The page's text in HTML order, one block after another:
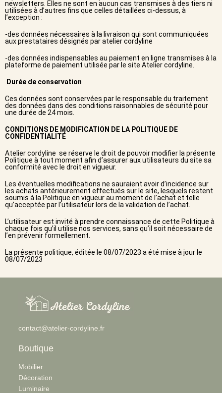
newsletters. Elles ne sont en aucun cas transmises à des tiers ni
utilisées à d’autres fins que celles détaillées ci-dessus, à
l’exception :
-des données nécessaires à la livraison qui sont communiquées
aux prestataires désignés par atelier cordyline
-des données indispensables au paiement en ligne transmises à la
plateforme de paiement utilisée par le site Atelier cordyline.
. Durée de conservation
Ces données sont conservées par le responsable du traitement
des données dans des conditions raisonnables de sécurité pour
une durée de 24 mois.
CONDITIONS DE MODIFICATION DE LA POLITIQUE DE
CONFIDENTIALITÉ
Atelier cordyline se réserve le droit de pouvoir modifier la présente
Politique à tout moment afin d’assurer aux utilisateurs du site sa
conformité avec le droit en vigueur.
Les éventuelles modifications ne sauraient avoir d’incidence sur
les achats antérieurement effectués sur le site, lesquels restent
soumis à la Politique en vigueur au moment de l’achat et telle
qu’acceptée par l’utilisateur lors de la validation de l’achat.
L’utilisateur est invité à prendre connaissance de cette Politique à
chaque fois qu’il utilise nos services, sans qu’il soit nécessaire de
l’en prévenir formellement.
La présente politique, éditée le 08/07/2023 a été mise à jour le
08/07/2023
contact@atelier-cordyline.fr
Boutique
Mobilier
Décoration
Luminaire